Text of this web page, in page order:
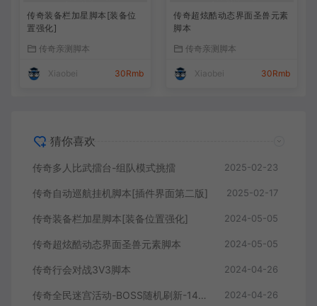
传奇装备栏加星脚本[装备位
置强化]
传奇亲测脚本
Xiaobei 30Rmb
传奇超炫酷动态界面圣兽元素
脚本
传奇亲测脚本
Xiaobei 30Rmb
猜你喜欢
传奇多人比武擂台-组队模式挑擂 2025-02-23
传奇自动巡航挂机脚本[插件界面第二版] 2025-02-17
传奇装备栏加星脚本[装备位置强化] 2024-05-05
传奇超炫酷动态界面圣兽元素脚本 2024-05-05
传奇行会对战3V3脚本 2024-04-26
传奇全民迷宫活动-BOSS随机刷新-140个小房间内搜寻BOSS 2024-04-26